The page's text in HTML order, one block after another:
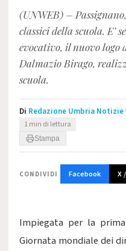
(UNWEB) –
classici della scuola. E’
evocativo, il nuovo logo
Dalmazio Birago,
scuola.
Di Redazione Umbria Notizie
1 min di lettura
Stampa
CONDIVIDI Facebook X
Impiegata per la
Giornata mondiale dei